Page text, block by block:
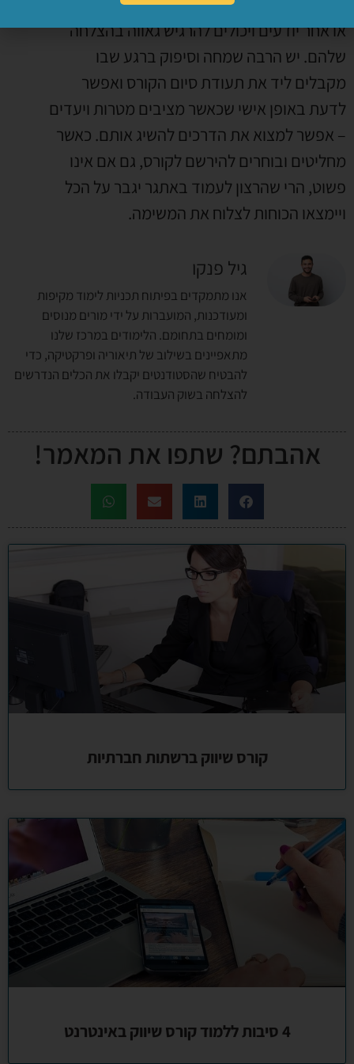
או אחר יודעים ויכולים להרגיש גאווה בהצלחה
שלהם. יש הרבה שמחה וסיפוק ברגע שבו
מקבלים ליד את תעודת סיום הקורס ואפשר
לדעת באופן אישי שכאשר מציבים מטרות ויעדים
– אפשר למצוא את הדרכים להשיג אותם. כאשר
מחליטים ובוחרים להירשם לקורס, גם אם אינו
פשוט, הרי שהרצון לעמוד באתגר יגבר על הכל
ויימצאו הכוחות לצלוח את המשימה.
גיל פנקו
אנו מתמקדים בפיתוח תכניות לימוד מקיפות
ומעודכנות, המועברות על ידי מורים מנוסים
ומומחים בתחומם. הלימודים במרכז שלנו
מתאפיינים בשילוב של תיאוריה ופרקטיקה, כדי
להבטיח שהסטודנטים יקבלו את הכלים הנדרשים
להצלחה בשוק העבודה.
אהבתם? שתפו את המאמר!
קורס שיווק ברשתות חברתיות
4 סיבות ללמוד קורס שיווק באינטרנט